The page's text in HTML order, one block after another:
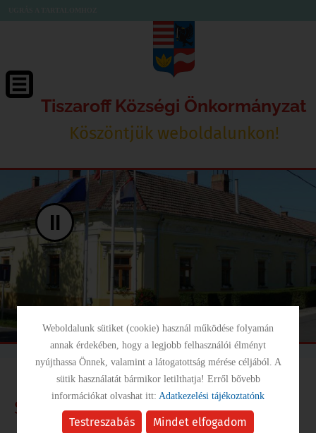
Tiszaroff Községi Önkormányzat
Köszöntjük weboldalunkon!
II
Szabályzatok
Mindet elfogadom
Testreszabás
Weboldalunk sütiket (cookie) használ működése folyamán
annak érdekében, hogy a legjobb felhasználói élményt
nyújthassa Önnek, valamint a látogatottság mérése céljából. A
sütik használatát bármikor letilthatja! Erről bővebb
információkat olvashat itt: Adatkezelési tájékoztatónk